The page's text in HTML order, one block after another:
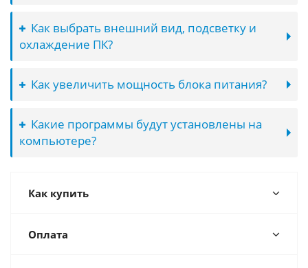
Как выбрать внешний вид, подсветку и
охлаждение ПК?
Как увеличить мощность блока питания?
Какие программы будут установлены на
компьютере?
Как купить
Оплата